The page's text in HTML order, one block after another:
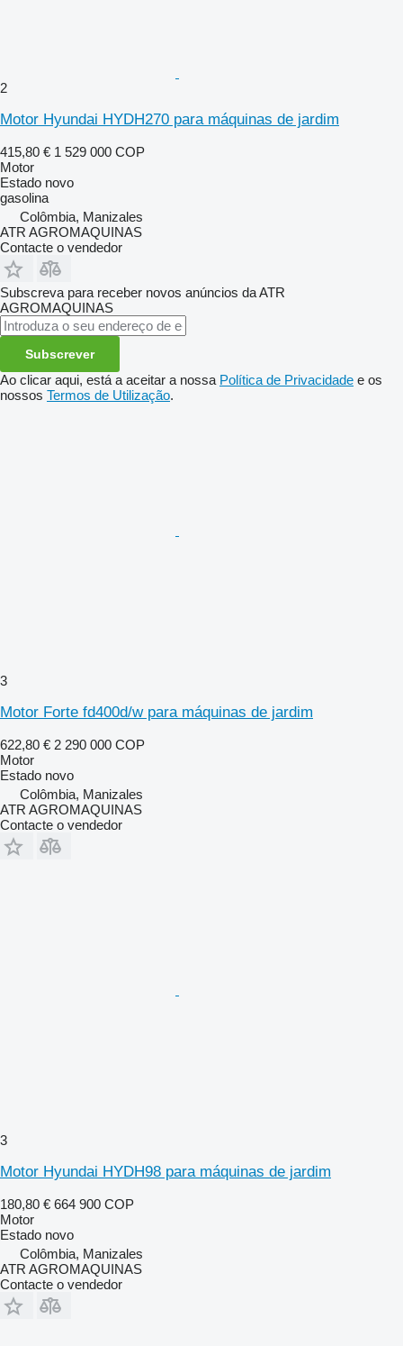
2
Motor Hyundai HYDH270 para máquinas de jardim
415,80 € 1 529 000 COP
Motor
Estado novo
gasolina
Colômbia, Manizales
ATR AGROMAQUINAS
Contacte o vendedor
Subscreva para receber novos anúncios da ATR
AGROMAQUINAS
Subscrever
Ao clicar aqui, está a aceitar a nossa Política de Privacidade e os
nossos Termos de Utilização.
3
Motor Forte fd400d/w para máquinas de jardim
622,80 € 2 290 000 COP
Motor
Estado novo
Colômbia, Manizales
ATR AGROMAQUINAS
Contacte o vendedor
3
Motor Hyundai HYDH98 para máquinas de jardim
180,80 € 664 900 COP
Motor
Estado novo
Colômbia, Manizales
ATR AGROMAQUINAS
Contacte o vendedor